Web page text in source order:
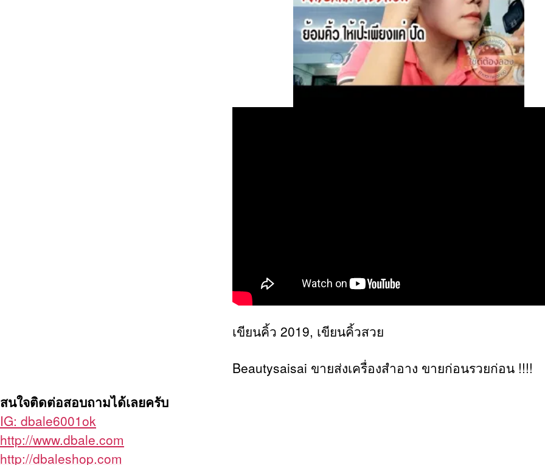
เขียนคิ้ว 2019, เขียนคิ้วสวย
Beautysaisai ขายส่งเครื่องสำอาง ขายก่อนรวยก่อน !!!!
สนใจติดต่อสอบถามได้เลยครับ
IG: dbale6001ok
http://www.dbale.com
http://dbaleshop.com